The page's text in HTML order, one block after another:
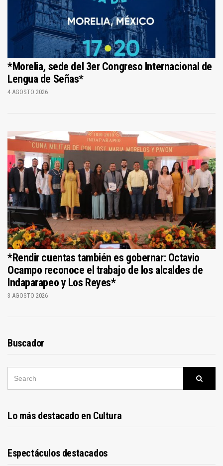
*Morelia, sede del 3er Congreso Internacional de
Lengua de Señas*
4 AGOSTO 2026
*Rendir cuentas también es gobernar: Octavio
Ocampo reconoce el trabajo de los alcaldes de
Indaparapeo y Los Reyes*
3 AGOSTO 2026
Buscador
Lo más destacado en Cultura
Espectáculos destacados